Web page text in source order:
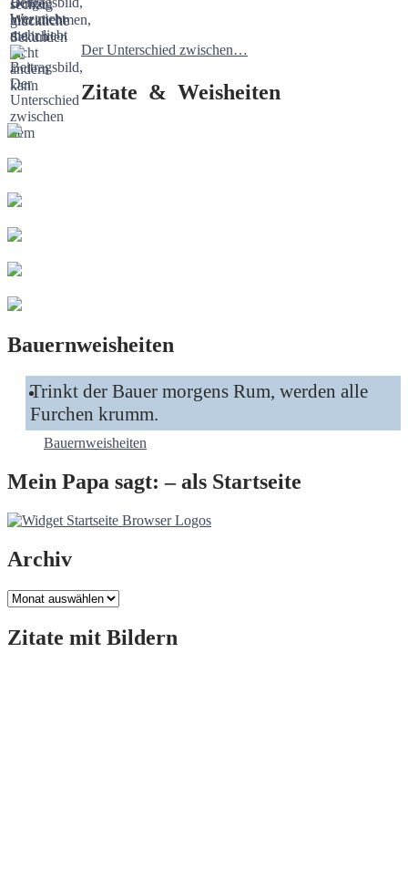
Der Unterschied zwischen…
Zitate & Weisheiten
Bauernweisheiten
Trinkt der Bauer morgens Rum, werden alle
Furchen krumm.
Bauernweisheiten
Mein Papa sagt: – als Startseite
Archiv
Archiv
Zitate mit Bildern